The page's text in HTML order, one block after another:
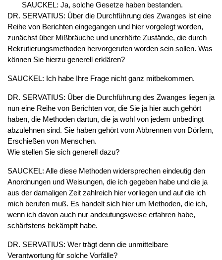
SAUCKEL: Ja, solche Gesetze haben bestanden.
DR. SERVATIUS: Über die Durchführung des Zwanges ist eine
Reihe von Berichten eingegangen und hier vorgelegt worden,
zunächst über Mißbräuche und unerhörte Zustände, die durch
Rekrutierungsmethoden hervorgerufen worden sein sollen. Was
können Sie hierzu generell erklären?
SAUCKEL: Ich habe Ihre Frage nicht ganz mitbekommen.
DR. SERVATIUS: Über die Durchführung des Zwanges liegen ja
nun eine Reihe von Berichten vor, die Sie ja hier auch gehört
haben, die Methoden dartun, die ja wohl von jedem unbedingt
abzulehnen sind. Sie haben gehört vom Abbrennen von Dörfern,
Erschießen von Menschen.
Wie stellen Sie sich generell dazu?
SAUCKEL: Alle diese Methoden widersprechen eindeutig den
Anordnungen und Weisungen, die ich gegeben habe und die ja
aus der damaligen Zeit zahlreich hier vorliegen und auf die ich
mich berufen muß. Es handelt sich hier um Methoden, die ich,
wenn ich davon auch nur andeutungsweise erfahren habe,
schärfstens bekämpft habe.
DR. SERVATIUS: Wer trägt denn die unmittelbare
Verantwortung für solche Vorfälle?